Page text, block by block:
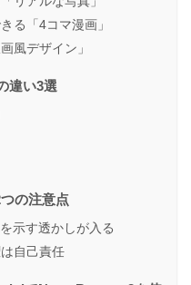
る「4コマ漫画」
風デザイン」
違い3選
の注意点
示す透かしが入る
自己責任